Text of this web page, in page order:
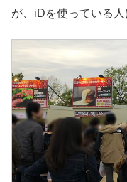
が、iDを使っている人